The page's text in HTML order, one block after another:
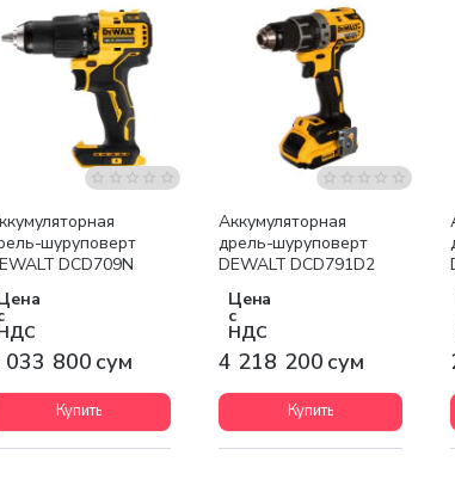
шуруповерт
DCD709N
033 800 сум
Купить
Аккумуляторная
дрель-шуруповерт
DEWALT DCD791D2
Цена
с
НДС
4 218 200 сум
Купить